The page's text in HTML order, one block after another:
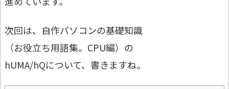
次回は、自作パソコンの基礎知識
（お役立ち用語集。CPU編）の
hUMA/hQについて、書きますね。